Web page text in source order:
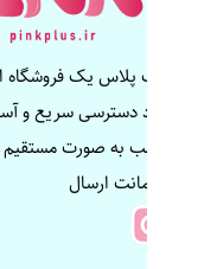
پینک پلاس یک فروشگاه
ایجاد دسترسی سریع و
مناسب به صورت
و ضمانت ارسال